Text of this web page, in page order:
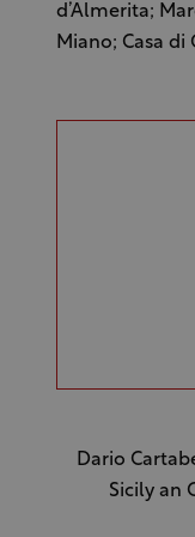
d’Almerita;
Miano; Casa di
Dario
Sicily an